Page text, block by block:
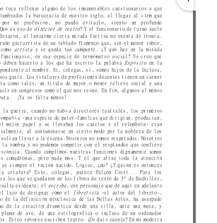
Error: Cannot access file!
https://archivos-
fundacionlosgoliardos.com
/wp-
content/uploads/2021/06/
Autoria-condicion-social-
y-problematica-laboral-
del-director-de-escena-
1.pdf
The API version "2.12.313"
does not match the Worker